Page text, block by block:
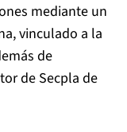
mediante un
vinculado a la
de
de Secpla de